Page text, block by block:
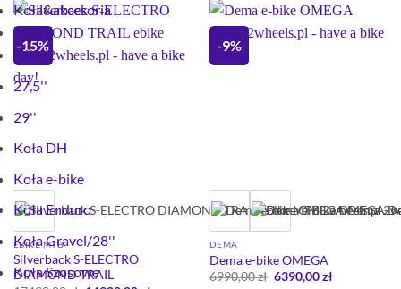
Koła&akcesoria
Koła
26''
27,5''
29''
Koła DH
Koła e-bike
Koła Enduro
Koła Gravel/28''
Koła Szosowe
-15%
EBIKE MTB
Silverback S-ELECTRO
DIAMOND TRAIL
-9%
DEMA
Dema e-bike OMEGA
6990,00zł Pierwotna
6390,00złAktualna